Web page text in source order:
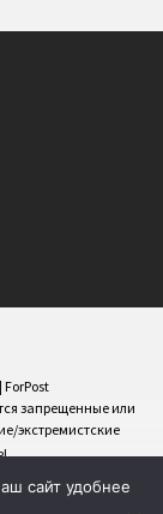
запрещенные или
экстремистские
сайт удобнее